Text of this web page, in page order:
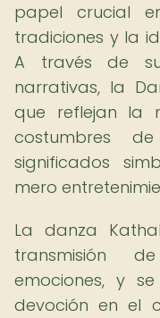
papel crucial
tradiciones y la
A través de
narrativas, la
que reflejan la
costumbres
significados
mero
La danza
transmisión
emociones, y
devoción en el